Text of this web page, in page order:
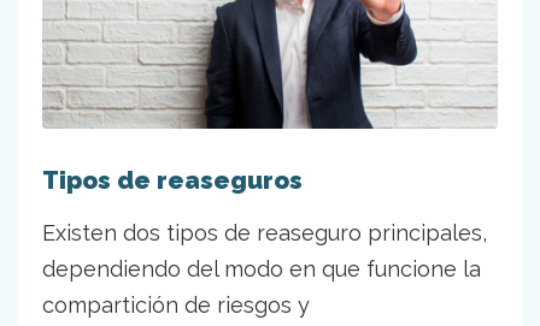
Tipos de reaseguros
Existen dos tipos de reaseguro principales,
dependiendo del modo en que funcione la
compartición de riesgos y